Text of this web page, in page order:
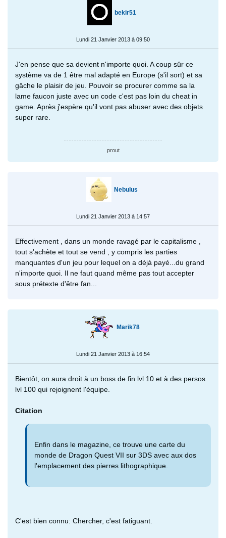
bekir51
Lundi 21 Janvier 2013 à 09:50
J'en pense que sa devient n'importe quoi. A coup sûr ce
système va de 1 être mal adapté en Europe (s'il sort) et sa
gâche le plaisir de jeu. Pouvoir se procurer comme sa la
lame faucon juste avec un code c'est pas loin du cheat in
game. Après j'espère qu'il vont pas abuser avec des objets
super rare.
prout
Nebulus
Lundi 21 Janvier 2013 à 14:57
Effectivement , dans un monde ravagé par le capitalisme ,
tout s'achète et tout se vend , y compris les parties
manquantes d'un jeu pour lequel on a déjà payé...du grand
n'importe quoi. Il ne faut quand même pas tout accepter
sous prétexte d'être fan...
Marik78
Lundi 21 Janvier 2013 à 16:54
Bientôt, on aura droit à un boss de fin lvl 10 et à des persos
lvl 100 qui rejoignent l'équipe.
Citation
Enfin dans le magazine, ce trouve une carte du
monde de Dragon Quest VII sur 3DS avec aux dos
l'emplacement des pierres lithographique.
C'est bien connu: Chercher, c'est fatiguant.